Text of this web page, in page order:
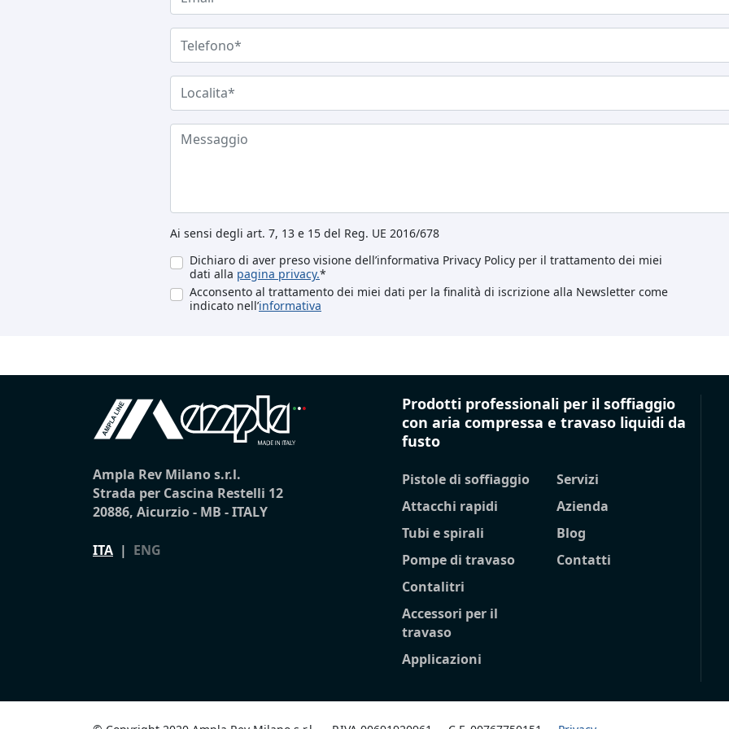
Ai sensi degli art. 7, 13 e 15 del Reg. UE 2016/678
Dichiaro di aver preso visione dell’informativa Privacy Policy per il trattamento dei miei
dati alla pagina privacy.*
Acconsento al trattamento dei miei dati per la finalità di iscrizione alla Newsletter come
indicato nell’informativa
Ampla Rev Milano s.r.l.
Strada per Cascina Restelli 12
20886, Aicurzio - MB - ITALY
ITA | ENG
Prodotti professionali per il soffiaggio
con aria compressa e travaso liquidi da
fusto
Pistole di soffiaggio
Attacchi rapidi
Tubi e spirali
Pompe di travaso
Contalitri
Accessori per il
travaso
Applicazioni
Servizi
Azienda
Blog
Contatti